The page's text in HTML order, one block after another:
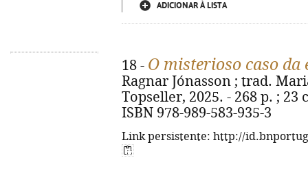
ADICIONAR À LISTA
18 - O misterioso caso
Ragnar Jónasson ; trad.
Topseller, 2025. - 268 p. ;
ISBN 978-989-583-935-3
Link persistente: http://